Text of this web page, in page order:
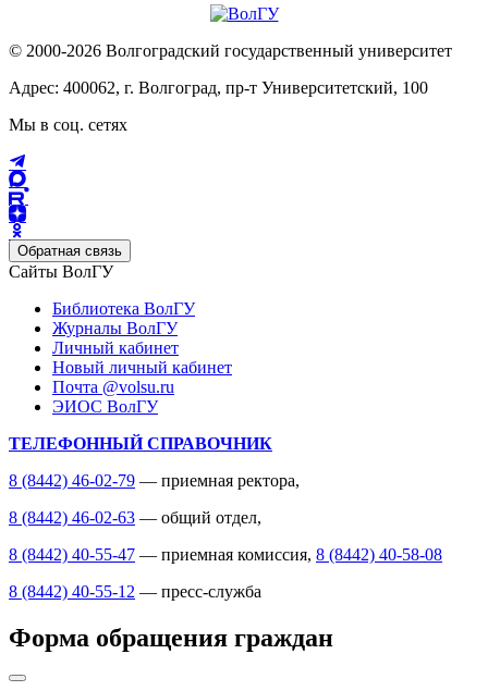
© 2000-2026 Волгоградский государственный университет
Адрес: 400062, г. Волгоград, пр-т Университетский, 100
Мы в соц. сетях
Обратная связь
Сайты ВолГУ
Библиотека ВолГУ
Журналы ВолГУ
Личный кабинет
Новый личный кабинет
Почта @volsu.ru
ЭИОС ВолГУ
ТЕЛЕФОННЫЙ СПРАВОЧНИК
8 (8442) 46-02-79 — приемная ректора,
8 (8442) 46-02-63 — общий отдел,
8 (8442) 40-55-47 — приемная комиссия, 8 (8442) 40-58-08
8 (8442) 40-55-12 — пресс-служба
Форма обращения граждан